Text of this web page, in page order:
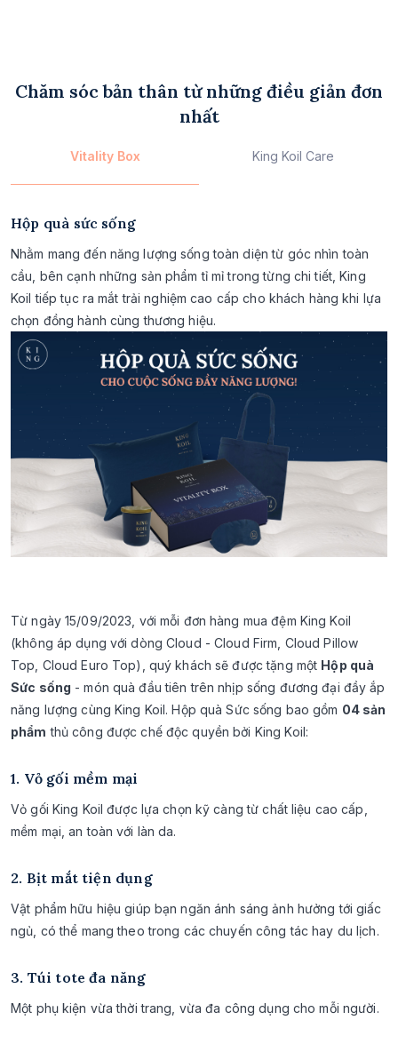
Chăm sóc bản thân từ những điều giản đơn
nhất
Vitality Box King Koil Care
Hộp quà sức sống
Nhằm mang đến năng lượng sống toàn diện từ góc nhìn toàn
cầu, bên cạnh những sản phẩm tỉ mỉ trong từng chi tiết, King
Koil tiếp tục ra mắt trải nghiệm cao cấp cho khách hàng khi lựa
chọn đồng hành cùng thương hiệu.
Từ ngày 15/09/2023, với mỗi đơn hàng mua đệm King Koil
(không áp dụng với dòng Cloud - Cloud Firm, Cloud Pillow
Top, Cloud Euro Top), quý khách sẽ được tặng một Hộp quà
Sức sống - món quà đầu tiên trên nhịp sống đương đại đầy ắp
năng lượng cùng King Koil. Hộp quà Sức sống bao gồm 04 sản
phẩm thủ công được chế độc quyền bởi King Koil:
1. Vỏ gối mềm mại
Vỏ gối King Koil được lựa chọn kỹ càng từ chất liệu cao cấp,
mềm mại, an toàn với làn da.
2. Bịt mắt tiện dụng
Vật phẩm hữu hiệu giúp bạn ngăn ánh sáng ảnh hưởng tới giấc
ngủ, có thể mang theo trong các chuyến công tác hay du lịch.
3. Túi tote đa năng
Một phụ kiện vừa thời trang, vừa đa công dụng cho mỗi người.